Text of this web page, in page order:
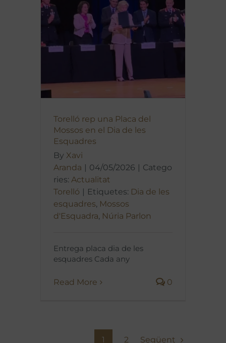
Torelló rep una Placa del
Mossos en el Dia de les
Esquadres
By Xavi
Aranda | 04/05/2026 | Catego
ries: Actualitat
Torelló | Etiquetes: Dia de les
esquadres, Mossos
d'Esquadra, Núria Parlon
Entrega placa dia de les
esquadres Cada any
Read More 0
1 2 Següent